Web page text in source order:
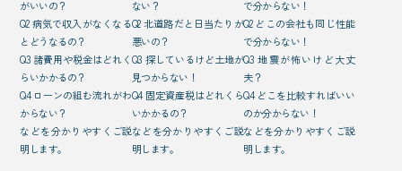
がいいの？
Q2 病気で収入がなくなる
とどうなるの？
Q3 諸費用や税金はどれく
らいかかるの？
Q4 ローンの組む流れがわ
からない？
などを分かりやすくご説
明します。
ない？
Q2 北道路だと日当たりが
悪いの？
Q3 探しているけど土地が
見つからない！
Q4 固定資産税はどれくら
いかかるの？
などを分かりやすくご説
明します。
で分からない！
Q2 どこの会社も同じ性能
で分からない！
Q3 地震が怖いけど大丈
夫？
Q4 どこを比較すればいい
のか分からない！
などを分かりやすくご説
明します。